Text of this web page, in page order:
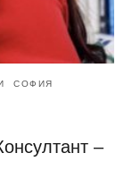
СОФИЯ
–